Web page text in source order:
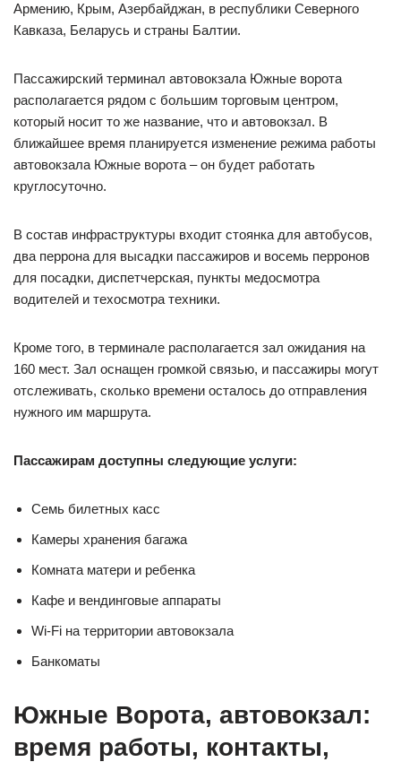
Армению, Крым, Азербайджан, в республики Северного
Кавказа, Беларусь и страны Балтии.
Пассажирский терминал автовокзала Южные ворота
располагается рядом с большим торговым центром,
который носит то же название, что и автовокзал. В
ближайшее время планируется изменение режима работы
автовокзала Южные ворота – он будет работать
круглосуточно.
В состав инфраструктуры входит стоянка для автобусов,
два перрона для высадки пассажиров и восемь перронов
для посадки, диспетчерская, пункты медосмотра
водителей и техосмотра техники.
Кроме того, в терминале располагается зал ожидания на
160 мест. Зал оснащен громкой связью, и пассажиры могут
отслеживать, сколько времени осталось до отправления
нужного им маршрута.
Пассажирам доступны следующие услуги:
Семь билетных касс
Камеры хранения багажа
Комната матери и ребенка
Кафе и вендинговые аппараты
Wi-Fi на территории автовокзала
Банкоматы
Южные Ворота, автовокзал:
время работы, контакты,